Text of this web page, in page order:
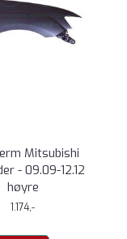
Mitsubishi
- 09.09-12.12
høyre
1.174,-